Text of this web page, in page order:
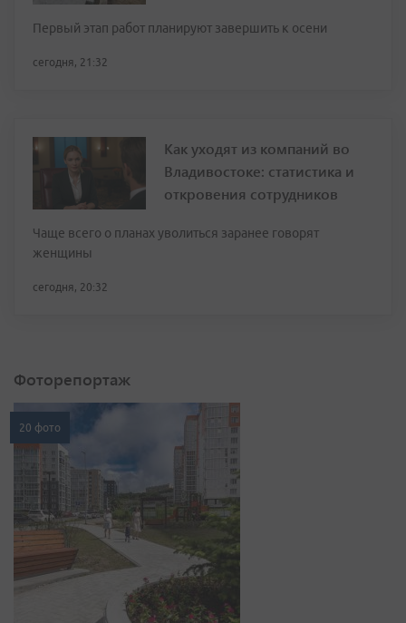
Первый этап работ планируют завершить к осени
сегодня, 21:32
Как уходят из компаний во
Владивостоке: статистика и
откровения сотрудников
Чаще всего о планах уволиться заранее говорят
женщины
сегодня, 20:32
Фоторепортаж
20 фото